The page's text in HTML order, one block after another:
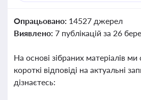
Опрацьовано: 14527 джерел
Виявлено: 7 публікацій за 26
На основі зібраних матеріалів
короткі відповіді на актуальні
дізнаєтесь: